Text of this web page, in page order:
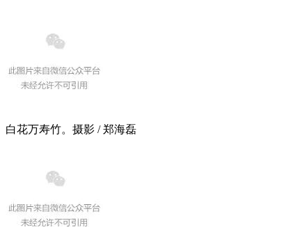
白花万寿竹。摄影 / 郑海磊